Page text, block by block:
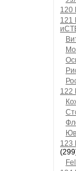
120
121
122
123